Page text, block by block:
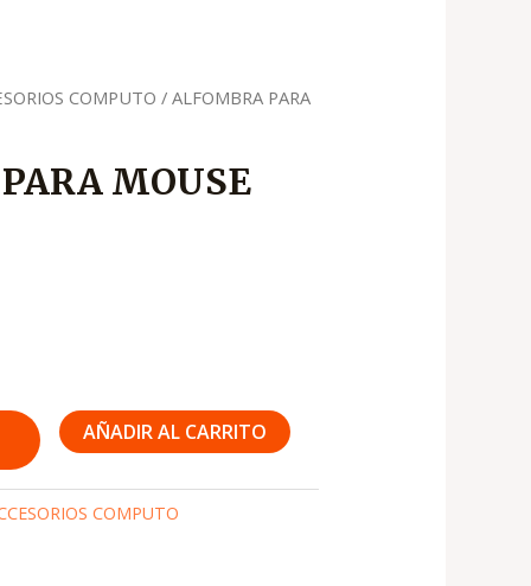
COMPUTO / ALFOMBRA PARA
MOUSE
AÑADIR AL CARRITO
COMPUTO